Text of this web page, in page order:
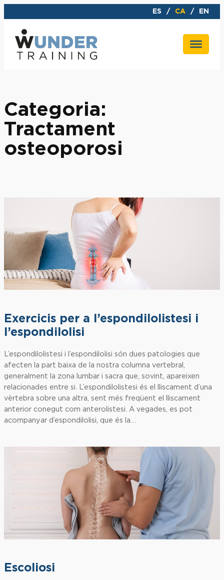
al
contingut
ES CA EN
Categoria:
Tractament
osteoporosi
Exercicis per a l’espondilolistesi i
l’espondilolisi
L’espondilolistesi i l’espondilolisi són dues patologies que
afecten la part baixa de la nostra columna vertebral,
generalment la zona lumbar i sacra que, sovint, apareixen
relacionades entre si. L’espondilolistesi és el lliscament d’una
vèrtebra sobre una altra, sent més freqüent el lliscament
anterior conegut com anterolistesi. A vegades, es pot
acompanyar d’espondilolisi, que és la…
Escoliosi